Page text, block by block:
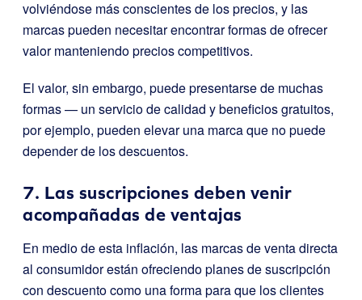
volviéndose más conscientes de los precios, y las
marcas pueden necesitar encontrar formas de ofrecer
valor manteniendo precios competitivos.
El valor, sin embargo, puede presentarse de muchas
formas — un servicio de calidad y beneficios gratuitos,
por ejemplo, pueden elevar una marca que no puede
depender de los descuentos.
7. Las suscripciones deben venir
acompañadas de ventajas
En medio de esta inflación, las marcas de venta directa
al consumidor están ofreciendo planes de suscripción
con descuento como una forma para que los clientes